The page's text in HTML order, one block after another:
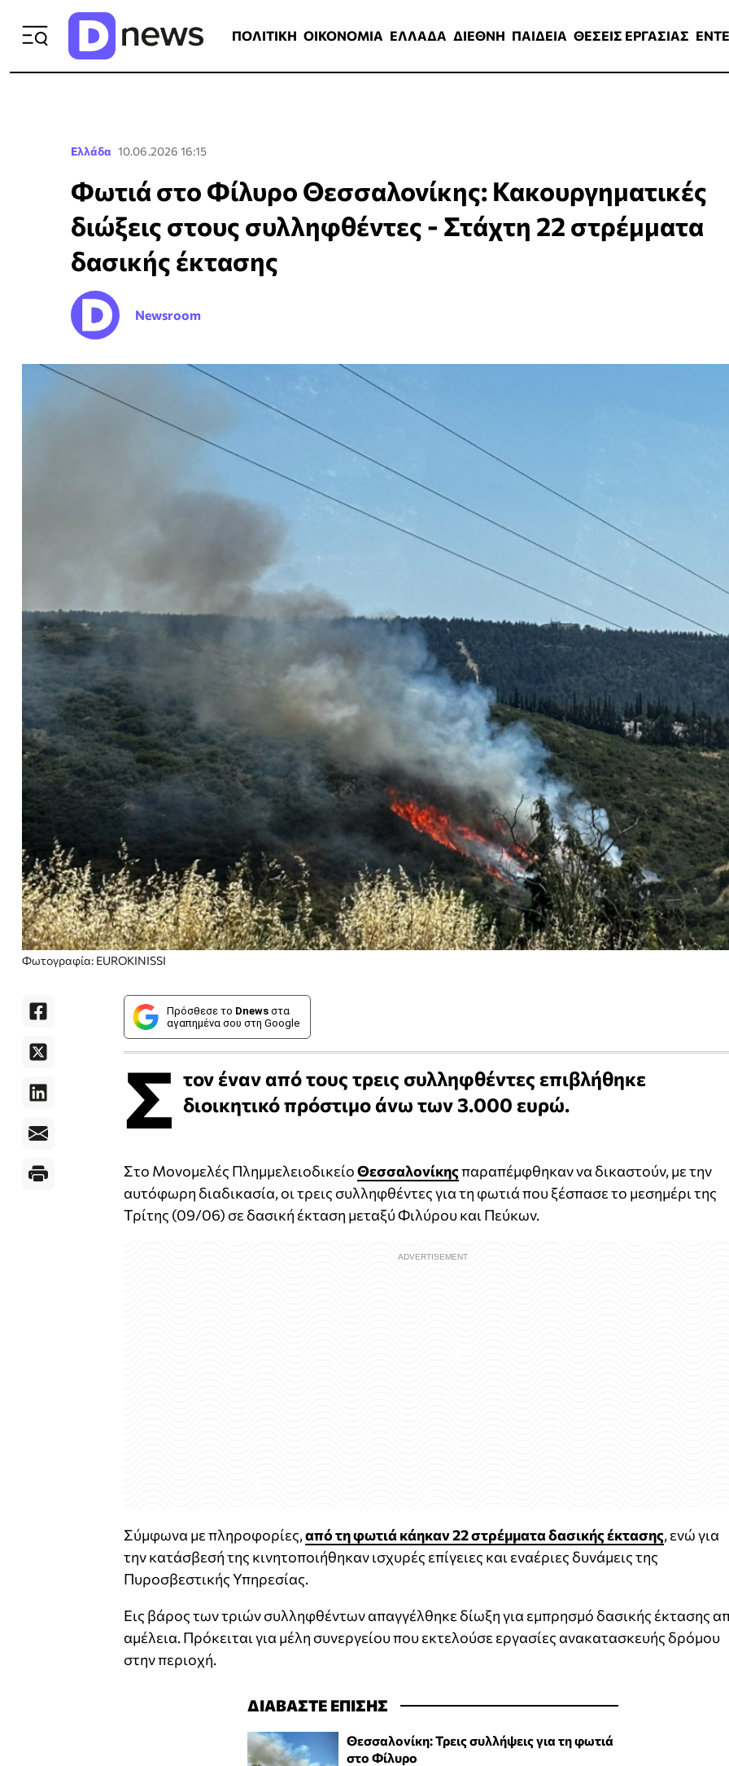
ΠΟΛΙΤΙΚΗ ΟΙΚΟΝΟΜΙΑ ΕΛΛΑΔΑ ΔΙΕΘΝΗ ΠΑΙΔΕΙΑ ΘΕΣΕΙΣ ΕΡΓΑΣΙΑΣ
Ελλάδα 10.06.2026 16:15
Φωτιά στο Φίλυρο Θεσσαλονίκης: Κακουργηματικές
διώξεις στους συλληφθέντες - Στάχτη 22 στρέμματα
δασικής έκτασης
Newsroom
Φωτογραφία: EUROKINISSI
Πρόσθεσε το Dnews στα
αγαπημένα σου στη Google
Σ τον έναν από τους τρεις συλληφθέντες επιβλήθηκε
διοικητικό πρόστιμο άνω των 3.000 ευρώ.
Στο Μονομελές ΠλημμελειοδικείοΘεσσαλονίκηςπαραπέμφθηκαν να δικαστούν, με την
αυτόφωρη διαδικασία, οι τρεις συλληφθέντες για τη φωτιά που ξέσπασε το μεσημέρι της
Τρίτης (09/06) σε δασική έκταση μεταξύ Φιλύρου και Πεύκων.
Σύμφωνα με πληροφορίες,από τη φωτιά κάηκαν 22 στρέμματα δασικής έκτασης, ενώ για
την κατάσβεσή της κινητοποιήθηκαν ισχυρές επίγειες και εναέριες δυνάμεις της
Πυροσβεστικής Υπηρεσίας.
Εις βάρος των τριών συλληφθέντων απαγγέλθηκε δίωξη για εμπρησμό δασικής έκτασης
αμέλεια. Πρόκειται για μέλη συνεργείου που εκτελούσε εργασίες ανακατασκευής δρόμου
στην περιοχή.
ΔΙΑΒΑΣΤΕ ΕΠΙΣΗΣ
Θεσσαλονίκη: Τρεις συλλήψεις για τη φωτιά
στο Φίλυρο